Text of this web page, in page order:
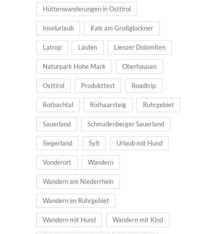
Hüttenwanderungen in Osttirol
Inselurlaub Kals am Großglockner
Latrop Laufen Lienzer Dolomiten
Naturpark Hohe Mark Oberhausen
Osttirol Produkttest Roadtrip
Rotbachtal Rothaarsteig Ruhrgebiet
Sauerland Schmallenberger Sauerland
Siegerland Sylt Urlaub mit Hund
Vonderort Wandern
Wandern am Niederrhein
Wandern im Ruhrgebiet
Wandern mit Hund Wandern mit Kind